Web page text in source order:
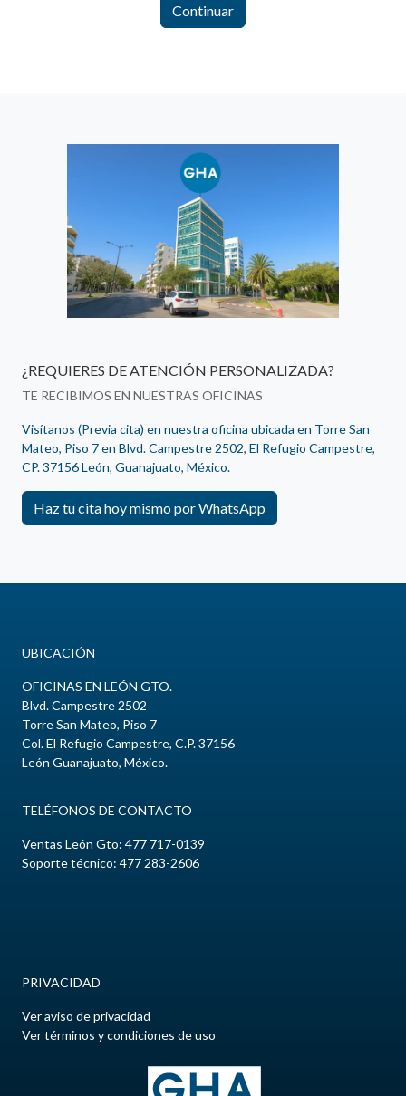
Continuar
¿REQUIERES DE ATENCIÓN PERSONALIZADA?
TE RECIBIMOS EN NUESTRAS OFICINAS
Visítanos (Previa cita) en nuestra oficina ubicada en Torre San
Mateo, Piso 7 en Blvd. Campestre 2502, El Refugio Campestre,
CP. 37156 León, Guanajuato, México.
Haz tu cita hoy mismo por WhatsApp
UBICACIÓN
OFICINAS EN LEÓN GTO.
Blvd. Campestre 2502
Torre San Mateo, Piso 7
Col.El Refugio Campestre, C.P.37156
León Guanajuato, México.
TELÉFONOS DE CONTACTO
Ventas León Gto: 477 717-0139
Soporte técnico: 477 283-2606
PRIVACIDAD
Ver aviso de privacidad
Ver términos y condiciones de uso